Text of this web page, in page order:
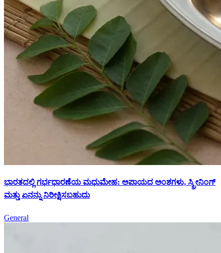
ಭಾರತದಲ್ಲಿ ಗರ್ಭಧಾರಣೆಯ ಮಧುಮೇಹ: ಅಪಾಯದ ಅಂಶಗಳು, ಸ್ಕ್ರೀನಿಂಗ್
ಮತ್ತು ಏನನ್ನು ನಿರೀಕ್ಷಿಸಬಹುದು
General